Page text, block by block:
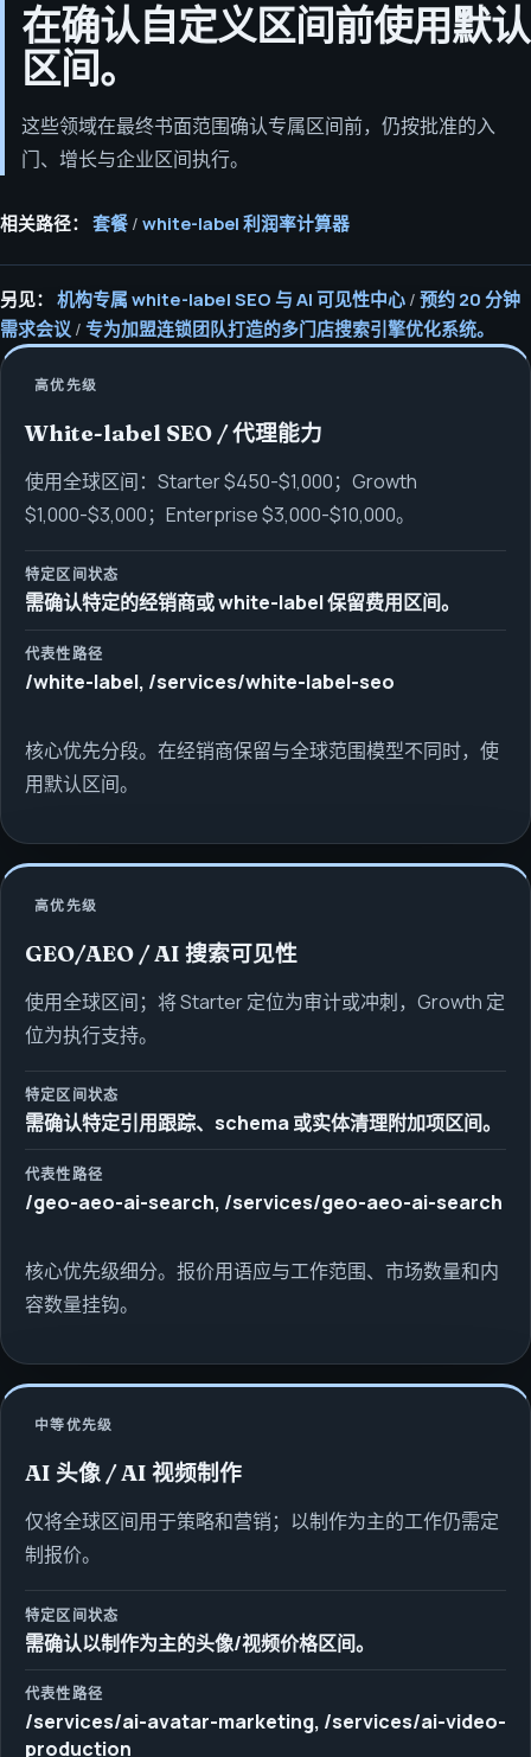
在确认自定义区间前使用默认
区间。
这些领域在最终书面范围确认专属区间前，仍按批准的入
门、增长与企业区间执行。
相关路径： 套餐 / white-label 利润率计算器
另见： 机构专属 white-label SEO 与 AI 可见性中心 / 预约 20 分钟
需求会议 / 专为加盟连锁团队打造的多门店搜索引擎优化系统。
高优先级
White-label SEO / 代理能力
使用全球区间：Starter $450-$1,000；Growth
$1,000-$3,000；Enterprise $3,000-$10,000。
特定区间状态
需确认特定的经销商或 white-label 保留费用区间。
代表性路径
/white-label, /services/white-label-seo
核心优先分段。在经销商保留与全球范围模型不同时，使
用默认区间。
高优先级
GEO/AEO / AI 搜索可见性
使用全球区间；将 Starter 定位为审计或冲刺，Growth 定
位为执行支持。
特定区间状态
需确认特定引用跟踪、schema 或实体清理附加项区间。
代表性路径
/geo-aeo-ai-search, /services/geo-aeo-ai-search
核心优先级细分。报价用语应与工作范围、市场数量和内
容数量挂钩。
中等优先级
AI 头像 / AI 视频制作
仅将全球区间用于策略和营销；以制作为主的工作仍需定
制报价。
特定区间状态
需确认以制作为主的头像/视频价格区间。
代表性路径
/services/ai-avatar-marketing, /services/ai-video-
production